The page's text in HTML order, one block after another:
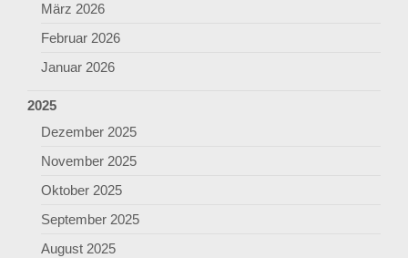
März 2026
Februar 2026
Januar 2026
2025
Dezember 2025
November 2025
Oktober 2025
September 2025
August 2025